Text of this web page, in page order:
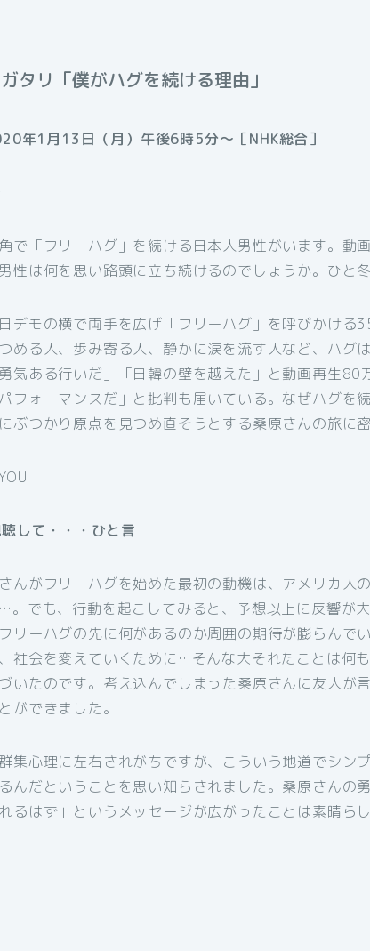
タリ「僕がハグを続ける理由」
年1月13日（月）午後6時5分〜［NHK総合］
で「フリーハグ」を続ける日本人男性がいます。動
性は何を思い路頭に立ち続けるのでしょうか。ひと
デモの横で両手を広げ「フリーハグ」を呼びかける
める人、歩み寄る人、静かに涙を流す人など、ハグ
気ある行いだ」「日韓の壁を越えた」と動画再生80
パフォーマンスだ」と批判も届いている。なぜハグを
ぶつかり原点を見つめ直そうとする桑原さんの旅に密
して・・・ひと言
んがフリーハグを始めた最初の動機は、アメリカ人
。でも、行動を起こしてみると、予想以上に反響が
リーハグの先に何があるのか周囲の期待が膨らんで
社会を変えていくために…そんな大それたことは何
いたのです。考え込んでしまった桑原さんに友人が
ができました。
集心理に左右されがちですが、こういう地道でシン
んだということを思い知らされました。桑原さんの
るはず」というメッセージが広がったことは素晴ら